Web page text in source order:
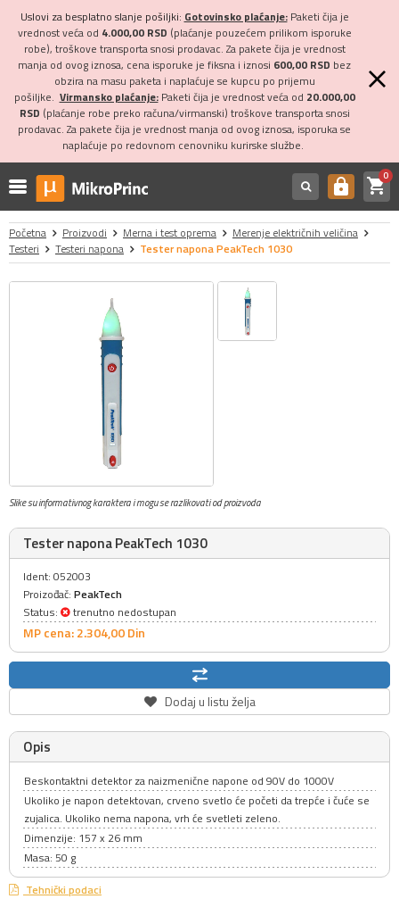
Uslovi za besplatno slanje pošiljki: Gotovinsko plaćanje:Paketi čija je
vrednost veća od 4.000,00 RSD (plaćanje pouzećem prilikom isporuke
robe), troškove transporta snosi prodavac. Za pakete čija je vrednost
manja od ovog iznosa, cena isporuke je fiksna i iznosi 600,00 RSD bez
obzira na masu paketa i naplaćuje se kupcu po prijemu
pošiljke. Virmansko plaćanje:Paketi čija je vrednost veća od 20.000,00
RSD (plaćanje robe preko računa/virmanski) troškove transporta snosi
prodavac. Za pakete čija je vrednost manja od ovog iznosa, isporuka se
naplaćuje po redovnom cenovniku kurirske službe.
https shopping_cart0
Početna Proizvodi Merna i test oprema
Merenje električnih veličina
Testeri
Testeri napona Tester napona PeakTech 1030
Slike su informativnog karaktera i mogu se razlikovati od proizvoda
Tester napona PeakTech 1030
Ident: 052003
Proizođač: PeakTech
Status:
trenutno nedostupan
MP cena: 2.304,00Din
Dodaj u listu želja
Opis
Beskontaktni detektor za naizmenične napone od 90V do 1000V
Ukoliko je napon detektovan, crveno svetlo će početi da trepće i čuće se
zujalica. Ukoliko nema napona, vrh će svetleti zeleno.
Dimenzije: 157 x 26 mm
Masa: 50 g
Tehnički podaci